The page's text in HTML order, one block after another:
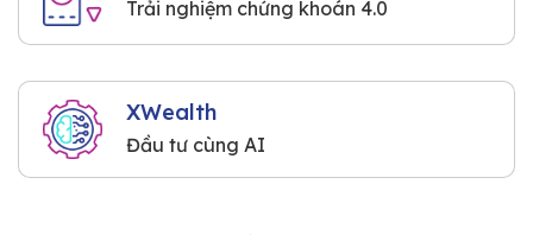
Trải nghiệm chứng khoán 4.0
XWealth
Đầu tư cùng AI